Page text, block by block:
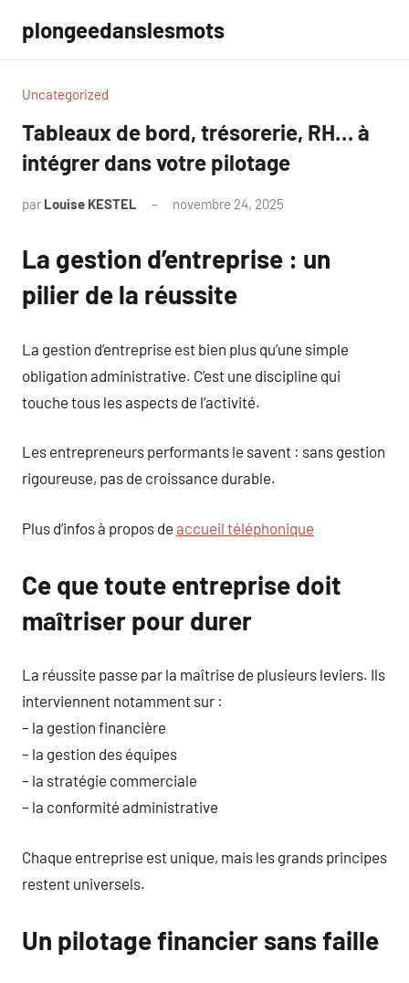
contenu
plongeedanslesmots
Uncategorized
Tableaux de bord, trésorerie, RH… à
intégrer dans votre pilotage
par Louise KESTEL novembre 24, 2025
La gestion d’entreprise : un
pilier de la réussite
La gestion d’entreprise est bien plus qu’une simple
obligation administrative. C’est une discipline qui
touche tous les aspects de l’activité.
Les entrepreneurs performants le savent : sans gestion
rigoureuse, pas de croissance durable.
Plus d’infos à propos de accueil téléphonique
Ce que toute entreprise doit
maîtriser pour durer
La réussite passe par la maîtrise de plusieurs leviers. Ils
interviennent notamment sur :
– la gestion financière
– la gestion des équipes
– la stratégie commerciale
– la conformité administrative
Chaque entreprise est unique, mais les grands principes
restent universels.
Un pilotage financier sans faille